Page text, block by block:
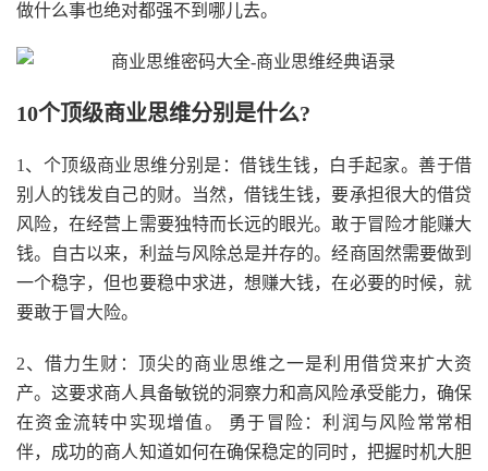
做什么事也绝对都强不到哪儿去。
10个顶级商业思维分别是什么?
1、个顶级商业思维分别是：借钱生钱，白手起家。善于借
别人的钱发自己的财。当然，借钱生钱，要承担很大的借贷
风险，在经营上需要独特而长远的眼光。敢于冒险才能赚大
钱。自古以来，利益与风除总是并存的。经商固然需要做到
一个稳字，但也要稳中求进，想赚大钱，在必要的时候，就
要敢于冒大险。
2、借力生财：顶尖的商业思维之一是利用借贷来扩大资
产。这要求商人具备敏锐的洞察力和高风险承受能力，确保
在资金流转中实现增值。 勇于冒险：利润与风险常常相
伴，成功的商人知道如何在确保稳定的同时，把握时机大胆